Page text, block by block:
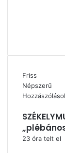
Friss
Népszerű
23 óra telt el